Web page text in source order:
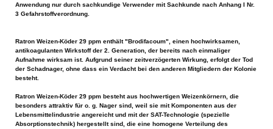
Anwendung nur durch sachkundige Verwender mit Sachkunde nach Anhang I Nr.
3 Gefahrstoffverordnung.
Ratron Weizen-Köder 29 ppm enthält "Brodifacoum", einen hochwirksamen,
antikoagulanten Wirkstoff der 2. Generation, der bereits nach einmaliger
Aufnahme wirksam ist. Aufgrund seiner zeitverzögerten Wirkung, erfolgt der Tod
der Schadnager, ohne dass ein Verdacht bei den anderen Mitgliedern der Kolonie
besteht.
Ratron Weizen-Köder 29 ppm besteht aus hochwertigen Weizenkörnern, die
besonders attraktiv für o. g. Nager sind, weil sie mit Komponenten aus der
Lebensmittelindustrie angereicht und mit der SAT-Technologie (spezielle
Absorptionstechnik) hergestellt sind, die eine homogene Verteilung des